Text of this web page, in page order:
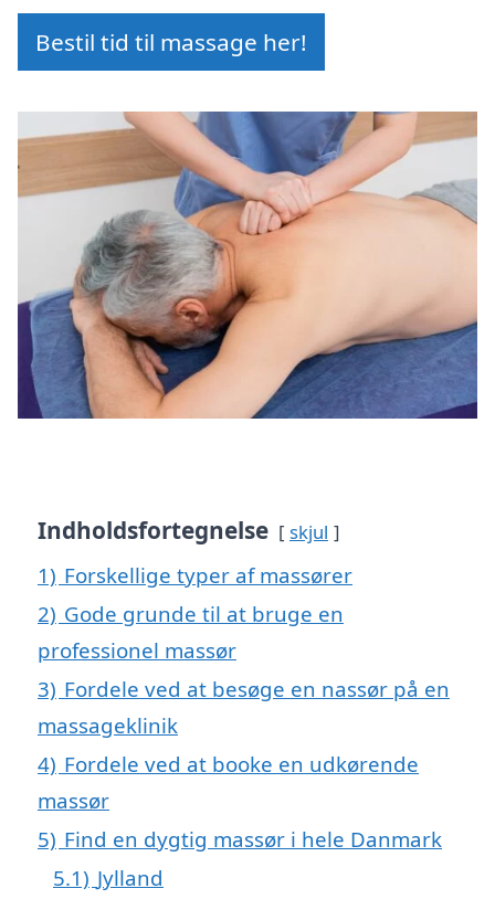
Bestil tid til massage her!
Indholdsfortegnelse skjul
1) Forskellige typer af massører
2) Gode grunde til at bruge en
professionel massør
3) Fordele ved at besøge en nassør på en
massageklinik
4) Fordele ved at booke en udkørende
massør
5) Find en dygtig massør i hele Danmark
5.1) Jylland